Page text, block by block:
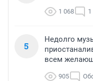
1 068 1
5
Недолго
всем
905